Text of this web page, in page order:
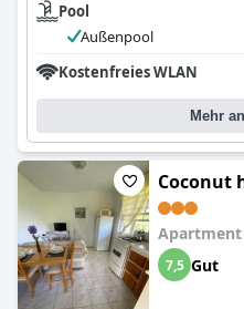
Pool
Außenpool
Kostenfreies WLAN
Mehr
Coconut
7,5 Gut